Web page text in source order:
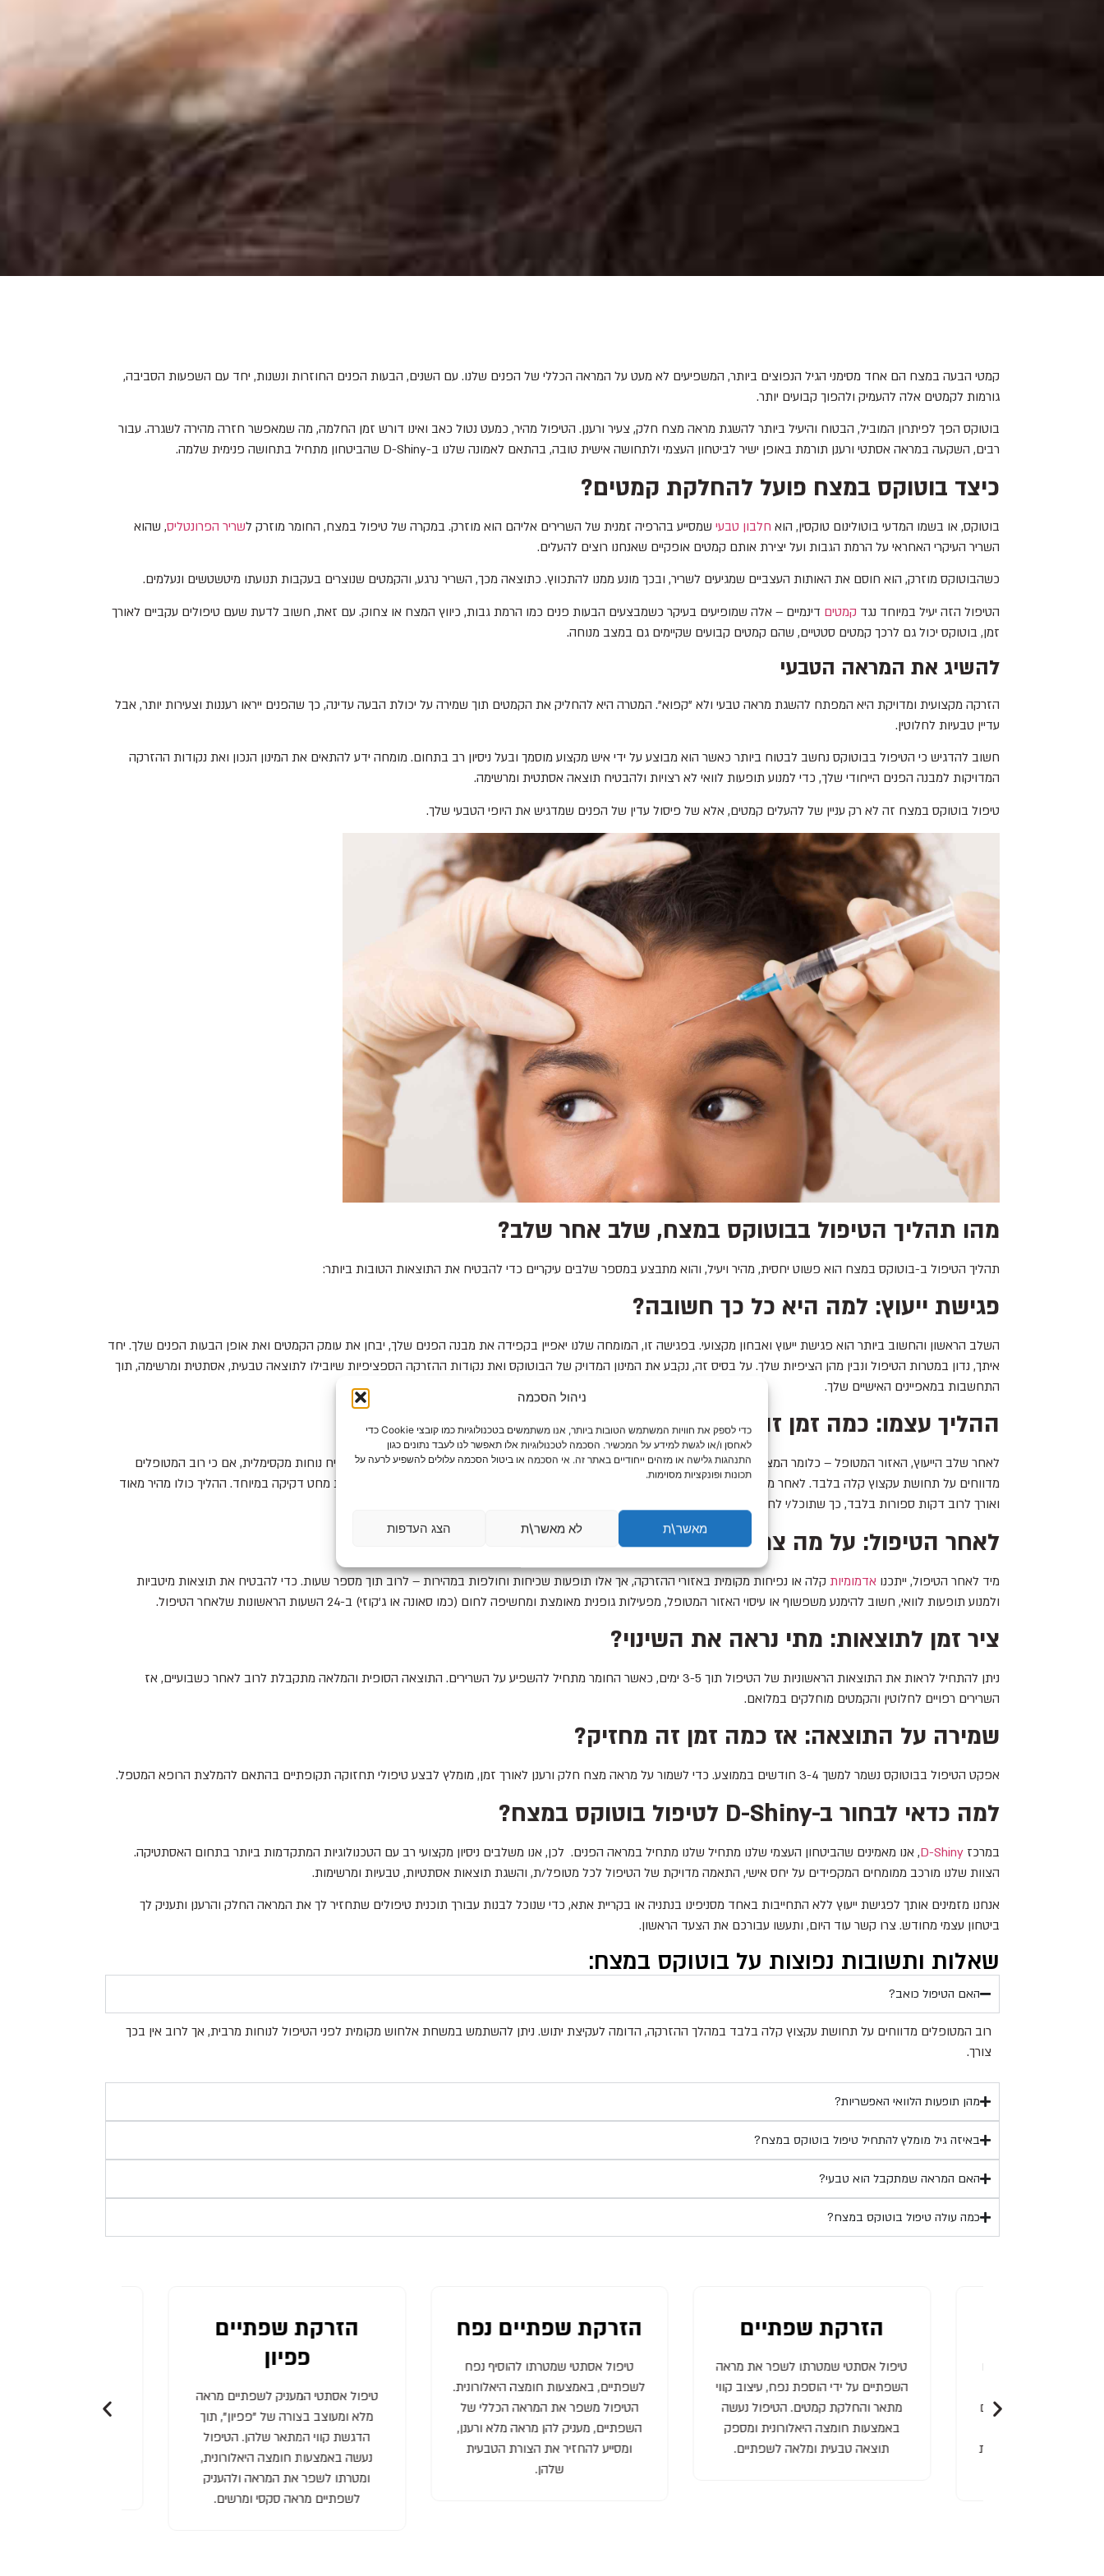
ניהול הסכמה
כדי לספק את חוויות המשתמש הטובות ביותר, אנו משתמשים בטכנולוגיות כמו קובצי Cookie כדי
לאחסן ו/או לגשת למידע על המכשיר. הסכמה לטכנולוגיות אלו תאפשר לנו לעבד נתונים כגון
התנהגות גלישה או מזהים ייחודיים באתר זה. אי הסכמה או ביטול הסכמה עלולים להשפיע לרעה על
תכונות ופונקציות מסוימות.
מאשר\ת לא מאשר\ת הצג העדפות
קמטי הבעה במצח הם אחד מסימני הגיל הנפוצים ביותר, המשפיעים לא מעט על המראה הכללי של הפנים שלנו. עם השנים, הבעות הפנים החוזרות ונשנות, יחד עם השפעות הסביבה,
גורמות לקמטים אלה להעמיק ולהפוך קבועים יותר.
בוטוקס הפך לפיתרון המוביל, הבטוח והיעיל ביותר להשגת מראה מצח חלק, צעיר ורענן. הטיפול מהיר, כמעט נטול כאב ואינו דורש זמן החלמה, מה שמאפשר חזרה מהירה לשגרה. עבור
רבים, השקעה במראה אסתטי ורענן תורמת באופן ישיר לביטחון העצמי ולתחושה אישית טובה, בהתאם לאמונה שלנו ב-D-Shiny שהביטחון מתחיל בתחושה פנימית שלמה.
כיצד בוטוקס במצח פועל להחלקת קמטים?
בוטוקס, או בשמו המדעי בוטולינום טוקסין, הוא חלבון טבעי שמסייע בהרפיה זמנית של השרירים אליהם הוא מוזרק. במקרה של טיפול במצח, החומר מוזרק לשריר הפרונטליס, שהוא
השריר העיקרי האחראי על הרמת הגבות ועל יצירת אותם קמטים אופקיים שאנחנו רוצים להעלים.
כשהבוטוקס מוזרק, הוא חוסם את האותות העצביים שמגיעים לשריר, ובכך מונע ממנו להתכווץ. כתוצאה מכך, השריר נרגע, והקמטים שנוצרים בעקבות תנועתו מיטשטשים ונעלמים.
הטיפול הזה יעיל במיוחד נגד קמטים דינמיים – אלה שמופיעים בעיקר כשמבצעים הבעות פנים כמו הרמת גבות, כיווץ המצח או צחוק. עם זאת, חשוב לדעת שעם טיפולים עקביים לאורך
זמן, בוטוקס יכול גם לרכך קמטים סטטיים, שהם קמטים קבועים שקיימים גם במצב מנוחה.
להשיג את המראה הטבעי
הזרקה מקצועית ומדויקת היא המפתח להשגת מראה טבעי ולא "קפוא". המטרה היא להחליק את הקמטים תוך שמירה על יכולת הבעה עדינה, כך שהפנים ייראו רעננות וצעירות יותר, אבל
עדיין טבעיות לחלוטין.
חשוב להדגיש כי הטיפול בבוטוקס נחשב לבטוח ביותר כאשר הוא מבוצע על ידי איש מקצוע מוסמך ובעל ניסיון רב בתחום. מומחה ידע להתאים את המינון הנכון ואת נקודות ההזרקה
המדויקות למבנה הפנים הייחודי שלך, כדי למנוע תופעות לוואי לא רצויות ולהבטיח תוצאה אסתטית ומרשימה.
טיפול בוטוקס במצח זה לא רק עניין של להעלים קמטים, אלא של פיסול עדין של הפנים שמדגיש את היופי הטבעי שלך.
מהו תהליך הטיפול בבוטוקס במצח, שלב אחר שלב?
תהליך הטיפול ב-בוטוקס במצח הוא פשוט יחסית, מהיר ויעיל, והוא מתבצע במספר שלבים עיקריים כדי להבטיח את התוצאות הטובות ביותר:
פגישת ייעוץ: למה היא כל כך חשובה?
השלב הראשון והחשוב ביותר הוא פגישת ייעוץ ואבחון מקצועי. בפגישה זו, המומחה שלנו יאפיין בקפידה את מבנה הפנים שלך, יבחן את עומק הקמטים ואת אופן הבעות הפנים שלך. יחד
איתך, נדון במטרות הטיפול ונבין מהן הציפיות שלך. על בסיס זה, נקבע את המינון המדויק של הבוטוקס ואת נקודות ההזרקה הספציפיות שיובילו לתוצאה טבעית, אסתטית ומרשימה, תוך
התחשבות במאפיינים האישיים שלך.
ההליך עצמו: כמה זמן זה לוקח?
לאחר שלב הייעוץ, האזור המטופל – כלומר המצח – מנוקה ומחוטא היטב. במקרים מסוימים, ניתן למרוח משחת אלחוש מקומית כדי להבטיח נוחות מקסימלית, אם כי רוב המטופלים
מדווחים על תחושת עקצוץ קלה בלבד. לאחר מכן, הרופא מסמן את נקודות ההזרקה המדויקות ומזריק את החומר בעדינות רבה באמצעות מחט דקיקה במיוחד. ההליך כולו מהיר מאוד
ואורך לרוב דקות ספורות בלבד, כך שתוכל/י לחזור לשגרת יומך כמעט מיד.
לאחר הטיפול: על מה צריך להקפיד?
מיד לאחר הטיפול, ייתכנו אדמומיות קלה או נפיחות מקומית באזורי ההזרקה, אך אלו תופעות שכיחות וחולפות במהירות – לרוב תוך מספר שעות. כדי להבטיח את תוצאות מיטביות
ולמנוע תופעות לוואי, חשוב להימנע משפשוף או עיסוי האזור המטופל, מפעילות גופנית מאומצת ומחשיפה לחום (כמו סאונה או ג'קוזי) ב-24 השעות הראשונות שלאחר הטיפול.
ציר זמן לתוצאות: מתי נראה את השינוי?
ניתן להתחיל לראות את התוצאות הראשוניות של הטיפול תוך 3-5 ימים, כאשר החומר מתחיל להשפיע על השרירים. התוצאה הסופית והמלאה מתקבלת לרוב לאחר כשבועיים, אז
השרירים רפויים לחלוטין והקמטים מוחלקים במלואם.
שמירה על התוצאה: אז כמה זמן זה מחזיק?
אפקט הטיפול בבוטוקס נשמר למשך 3-4 חודשים בממוצע. כדי לשמור על מראה מצח חלק ורענן לאורך זמן, מומלץ לבצע טיפולי תחזוקה תקופתיים בהתאם להמלצת הרופא המטפל.
למה כדאי לבחור ב-D-Shiny לטיפול בוטוקס במצח?
במרכזD-Shiny, אנו מאמינים שהביטחון העצמי שלנו מתחיל שלנו מתחיל במראה הפנים. לכן, אנו משלבים ניסיון מקצועי רב עם הטכנולוגיות המתקדמות ביותר בתחום האסתטיקה.
הצוות שלנו מורכב ממומחים המקפידים על יחס אישי, התאמה מדויקת של הטיפול לכל מטופל/ת, והשגת תוצאות אסתטיות, טבעיות ומרשימות.
אנחנו מזמינים אותך לפגישת ייעוץ ללא התחייבות באחד מסניפינו בנתניה או בקריית אתא, כדי שנוכל לבנות עבורך תוכנית טיפולים שתחזיר לך את המראה החלק והרענן ותעניק לך
ביטחון עצמי מחודש. צרו קשר עוד היום, ותעשו עבורכם את הצעד הראשון.
שאלות ותשובות נפוצות על בוטוקס במצח:
האם הטיפול כואב?
רוב המטופלים מדווחים על תחושת עקצוץ קלה בלבד במהלך ההזרקה, הדומה לעקיצת יתוש. ניתן להשתמש במשחת אלחוש מקומית לפני הטיפול לנוחות מרבית, אך לרוב אין בכך
צורך.
מהן תופעות הלוואי האפשריות?
באיזה גיל מומלץ להתחיל טיפול בוטוקס במצח?
האם המראה שמתקבל הוא טבעי?
כמה עולה טיפול בוטוקס במצח?
הפעילות של שרירים
קמטי מצח, בין הגבות
הזרקת שפתיים
טיפול אסתטי שמטרתו לשפר את מראה
השפתיים על ידי הוספת נפח, עיצוב קווי
מתאר והחלקת קמטים. הטיפול נעשה
באמצעות חומצה היאלורונית ומספק
תוצאה טבעית ומלאה לשפתיים.
הזרקת שפתיים נפח
טיפול אסתטי שמטרתו להוסיף נפח
לשפתיים, באמצעות חומצה היאלורונית.
הטיפול משפר את המראה הכללי של
השפתיים, מעניק להן מראה מלא ורענן,
ומסייע להחזיר את הצורת הטבעית
שלהן.
הזרקת שפתיים
פפיון
טיפול אסתטי המעניק לשפתיים מראה
מלא ומעוצב בצורה של "פפיון", תוך
הדגשת קווי המתאר שלהן. הטיפול
נעשה באמצעות חומצה היאלורונית,
ומטרתו לשפר את המראה ולהעניק
לשפתיים מראה סקסי ומרשים.
והגברת הנפח שלהן.